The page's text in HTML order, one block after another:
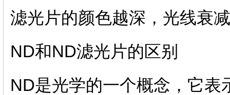
滤光片的颜色越深，光线衰
ND和ND滤光片的区别
ND是光学的一个概念，它